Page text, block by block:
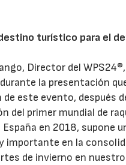
turístico para el
Director del
la presentación
de este evento, después
del primer mundial de
España en 2018, supone
importante en la
de invierno en